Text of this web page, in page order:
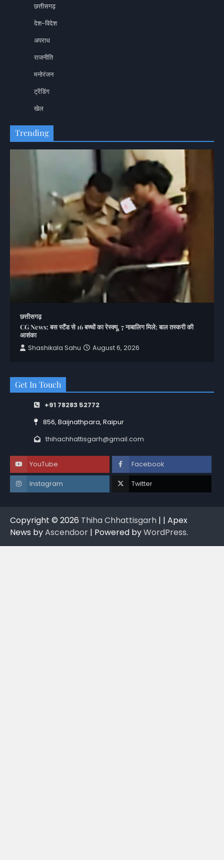
छत्तीसगढ़
देश-विदेश
अपराध
राजनीति
मनोरंजन
ट्रेंडिंग
खेल
Trending
छत्तीसगढ़
CG News: बस स्टैंड से 16 बच्चों का रेस्क्यू, 7 नाबालिग मिले; बाल तस्करी की
आशंका
Shashikala Sahu
August 6, 2026
Get In Touch
+91 78283 52772
856, Baijnathpara, Raipur
thihachhattisgarh@gmail.com
YouTube Facebook
Instagram Twitter
Copyright © 2026 Thiha Chhattisgarh | | Apex
News byAscendoor | Powered byWordPress.